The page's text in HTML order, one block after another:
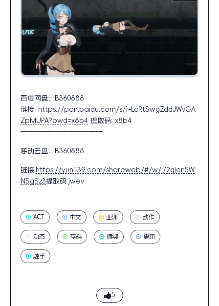
百度网盘：B360888
链接: https://pan.baidu.com/s/1-LcRtSwgZddJWvGA
ZpMUPA?pwd=x8b4 提取码: x8b4
————————————
移动云盘：B360888
链接: https://yun.139.com/shareweb/#/w/i/2qien5W
NSgSz3提取码:jwev
ACT 中文 亚洲 动作
动态 存档 捆绑 更新
触手
5